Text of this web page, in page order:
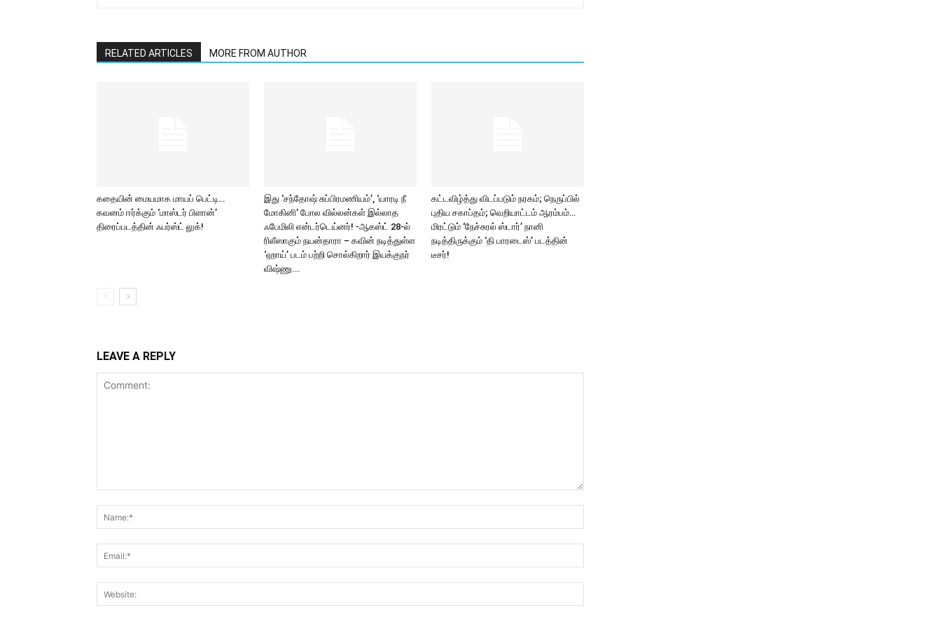
RELATED ARTICLES MORE FROM AUTHOR
கதையின் மையமாக மாயப் பெட்டி…
கவனம் ஈர்க்கும் ‘மாஸ்டர் பிளான்’
திரைப்படத்தின் ஃபர்ஸ்ட் லுக்!
இது ‘சந்தோஷ் சுப்பிரமணியம்’, ‘யாரடி நீ
மோகினி’ போல வில்லன்கள் இல்லாத
ஃபேமிலி என்டர்டெய்னர்! -ஆகஸ்ட் 28-ல்
ரிலீஸாகும் நயன்தாரா – கவின் நடித்துள்ள
‘ஹாய்’ படம் பற்றி சொல்கிறார் இயக்குநர்
விஷ்ணு...
கட்டவிழ்த்து விடப்படும் நரகம்; நெருப்பில்
புதிய சகாப்தம்; வெறியாட்டம் ஆரம்பம்…
மிரட்டும் ‘நேச்சுரல் ஸ்டார்’ நானி
நடித்திருக்கும் ‘தி பாரடைஸ்’ படத்தின்
டீசர்!
LEAVE A REPLY